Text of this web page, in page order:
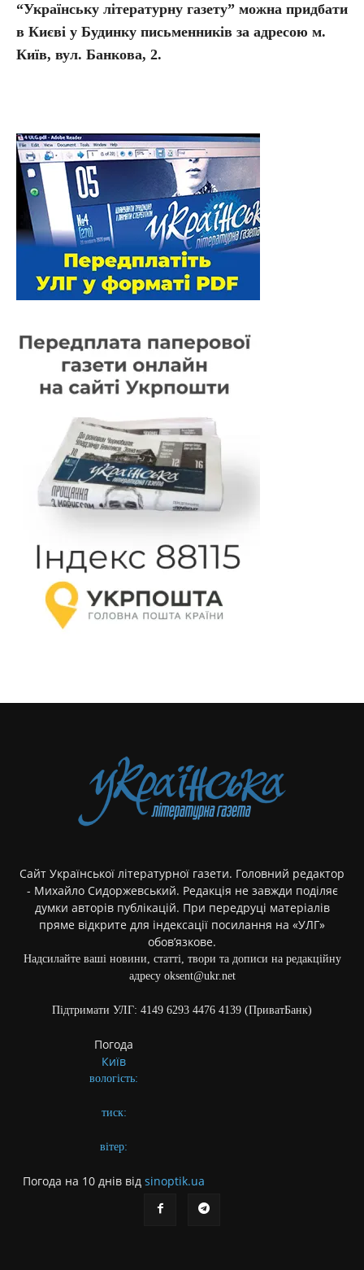
“Українську літературну газету” можна придбати
в Києві у Будинку письменників за адресою м.
Київ, вул. Банкова, 2.
Сайт Української літературної газети. Головний редактор
- Михайло Сидоржевський. Редакція не завжди поділяє
думки авторів публікацій. При передруці матеріалів
пряме відкрите для індексації посилання на «УЛГ»
обов’язкове.
Надсилайте ваші новини, статті, твори та дописи на редакційну
адресу oksent@ukr.net
Підтримати УЛГ: 4149 6293 4476 4139 (ПриватБанк)
Погода
Київ
вологість:
тиск:
вітер:
Погода на 10 днів від sinoptik.ua